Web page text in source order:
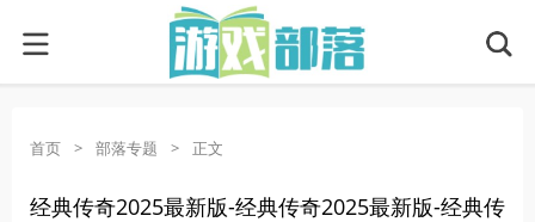
首页 > 部落专题 > 正文
经典传奇2025最新版-经典传奇2025最新版-经典传